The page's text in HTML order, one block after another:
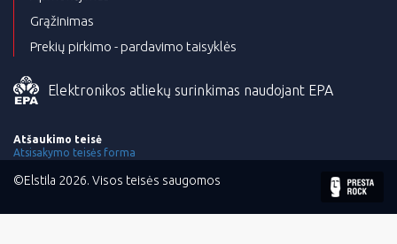
Grąžinimas
Prekių pirkimo - pardavimo taisyklės
Elektronikos atliekų surinkimas naudojant EPA
Atšaukimo teisė
Atsisakymo teisės forma
©Elstila 2026. Visos teisės saugomos